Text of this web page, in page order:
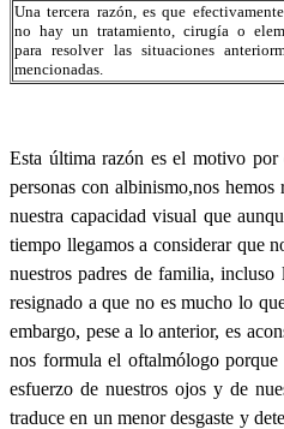
Una tercera razón ,es que efectivamente
no hay un tratamiento cirugía o
para resolver las situaciones
mencionadas
Esta última razón esel motivo por
personas conalbinismo,noshemos
nuestra capacidad visual que
tiempo llegamosaconsiderar que
nuestros padres de familia,incluso
resignado aque no es mucho lo
embargo, pesea lo anterior,es
nos formula el oftalmólogo porque
esfuerzo de nuestros ojos y de
traduce en un menor desgaste y